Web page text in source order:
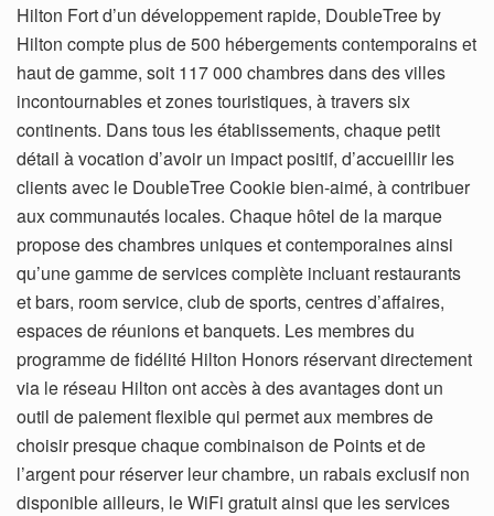
Hilton Fort d’un développement rapide, DoubleTree by
Hilton compte plus de 500 hébergements contemporains et
haut de gamme, soit 117 000 chambres dans des villes
incontournables et zones touristiques, à travers six
continents. Dans tous les établissements, chaque petit
détail à vocation d’avoir un impact positif, d’accueillir les
clients avec le DoubleTree Cookie bien-aimé, à contribuer
aux communautés locales. Chaque hôtel de la marque
propose des chambres uniques et contemporaines ainsi
qu’une gamme de services complète incluant restaurants
et bars, room service, club de sports, centres d’affaires,
espaces de réunions et banquets. Les membres du
programme de fidélité Hilton Honors réservant directement
via le réseau Hilton ont accès à des avantages dont un
outil de paiement flexible qui permet aux membres de
choisir presque chaque combinaison de Points et de
l’argent pour réserver leur chambre, un rabais exclusif non
disponible ailleurs, le WiFi gratuit ainsi que les services